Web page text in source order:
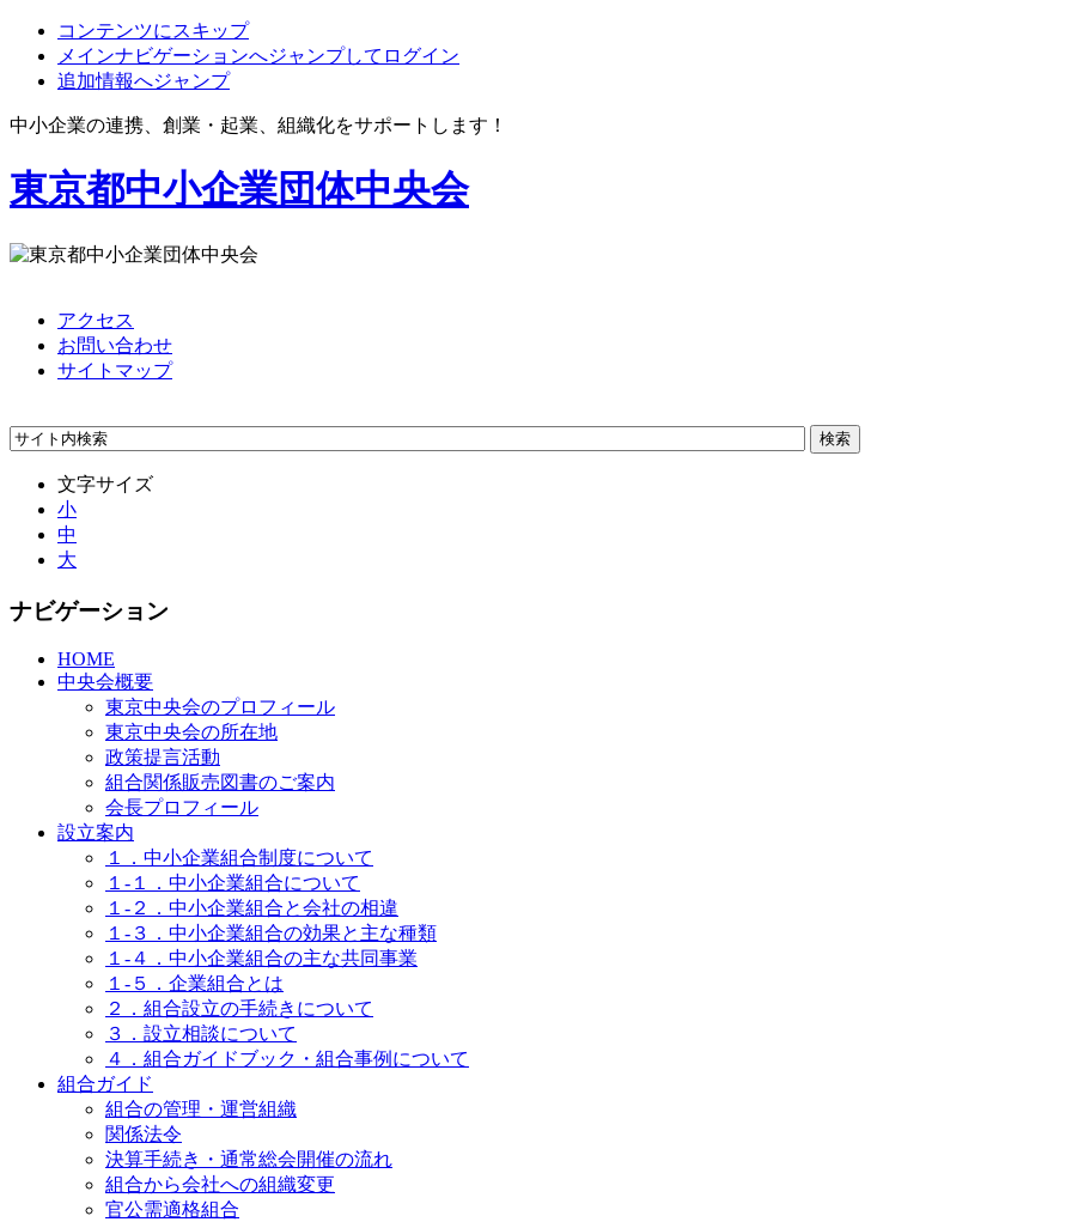
コンテンツにスキップ
メインナビゲーションへジャンプしてログイン
追加情報へジャンプ
中小企業の連携、創業・起業、組織化をサポートします！
東京都中小企業団体中央会
アクセス
お問い合わせ
サイトマップ
文字サイズ
小
中
大
ナビゲーション
HOME
中央会概要
東京中央会のプロフィール
東京中央会の所在地
政策提言活動
組合関係販売図書のご案内
会長プロフィール
設立案内
１．中小企業組合制度について
１-１．中小企業組合について
１-２．中小企業組合と会社の相違
１-３．中小企業組合の効果と主な種類
１-４．中小企業組合の主な共同事業
１-５．企業組合とは
２．組合設立の手続きについて
３．設立相談について
４．組合ガイドブック・組合事例について
組合ガイド
組合の管理・運営組織
関係法令
決算手続き・通常総会開催の流れ
組合から会社への組織変更
官公需適格組合